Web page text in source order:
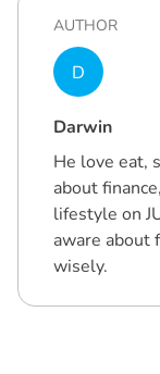
AUTHOR
D
Darwin
He love eat,
about
lifestyle on
aware about
wisely.